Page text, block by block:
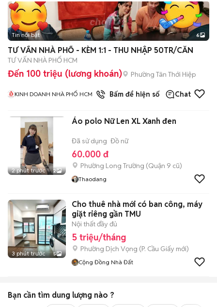
+2
Tin nổi bật 6
TƯ VẤN NHÀ PHỐ - KÈM 1:1 - THU NHẬP 50TR/CĂN
TƯ VẤN NHÀ PHỐ HCM
Đến 100 triệu (lương khoán) Phường Tân Thới Hiệp
KINH DOANH NHÀ PHỐ HCM 1đã bánBấm để hiện số Chat
2 phút trước 2
Áo polo Nữ Len XL Xanh đen
Đã sử dụng Đồ nữ
60.000 đ
Phường Long Trường (Quận 9 cũ)
Thaodang
3 phút trước 5
Cho thuê nhà mới có ban công, máy
giặt riêng gần TMU
Nội thất đầy đủ
5 triệu/tháng
Phường Dịch Vọng (P. Cầu Giấy mới)
Cộng Đồng Nhà Đất
Bạn cần tìm dung lượng nào ?